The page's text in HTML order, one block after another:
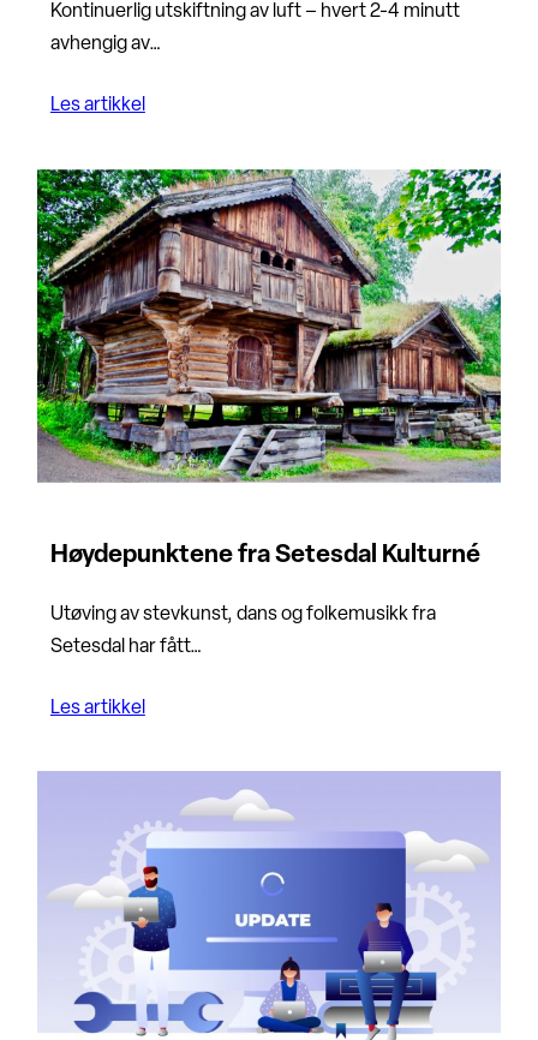
Kontinuerlig utskiftning av luft – hvert 2-4 minutt
avhengig av…
Les artikkel
Høydepunktene fra Setesdal Kulturné
Utøving av stevkunst, dans og folkemusikk fra
Setesdal har fått…
Les artikkel